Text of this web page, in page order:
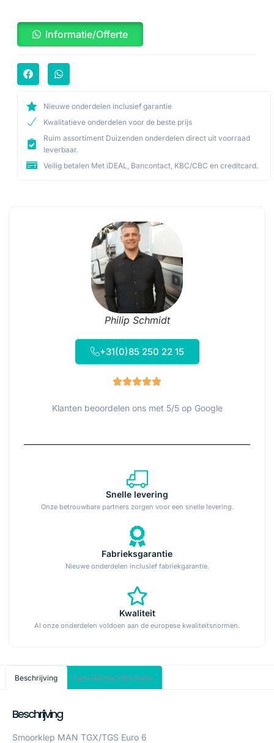
Informatie/Offerte
Nieuwe onderdelen inclusief garantie
Kwalitatieve onderdelen voor de beste prijs
Ruim assortiment Duizenden onderdelen direct uit voorraad
leverbaar.
Veilig betalen Met iDEAL, Bancontact, KBC/CBC en creditcard.
Philip Schmidt
+31(0)85 250 22 15
Klanten beoordelen ons met 5/5 op Google
Snelle levering
Onze betrouwbare partners zorgen voor een snelle levering.
Fabrieksgarantie
Nieuwe onderdelen inclusief fabriekgarantie.
Kwaliteit
Al onze onderdelen voldoen aan de europese kwaliteitsnormen.
Beschrijving Aanvullende informatie
Beschrijving
Smoorklep MAN TGX/TGS Euro 6